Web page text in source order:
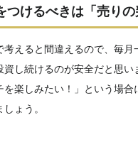
けるべきは「売りの
考えると間違えるので、毎月
資し続けるのが安全だと思い
を楽しみたい！」という場合
ょう。